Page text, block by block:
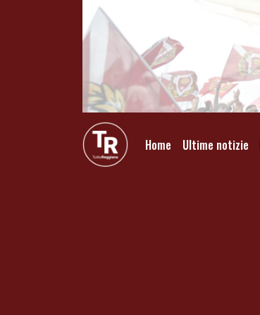
Home Ultime notizie